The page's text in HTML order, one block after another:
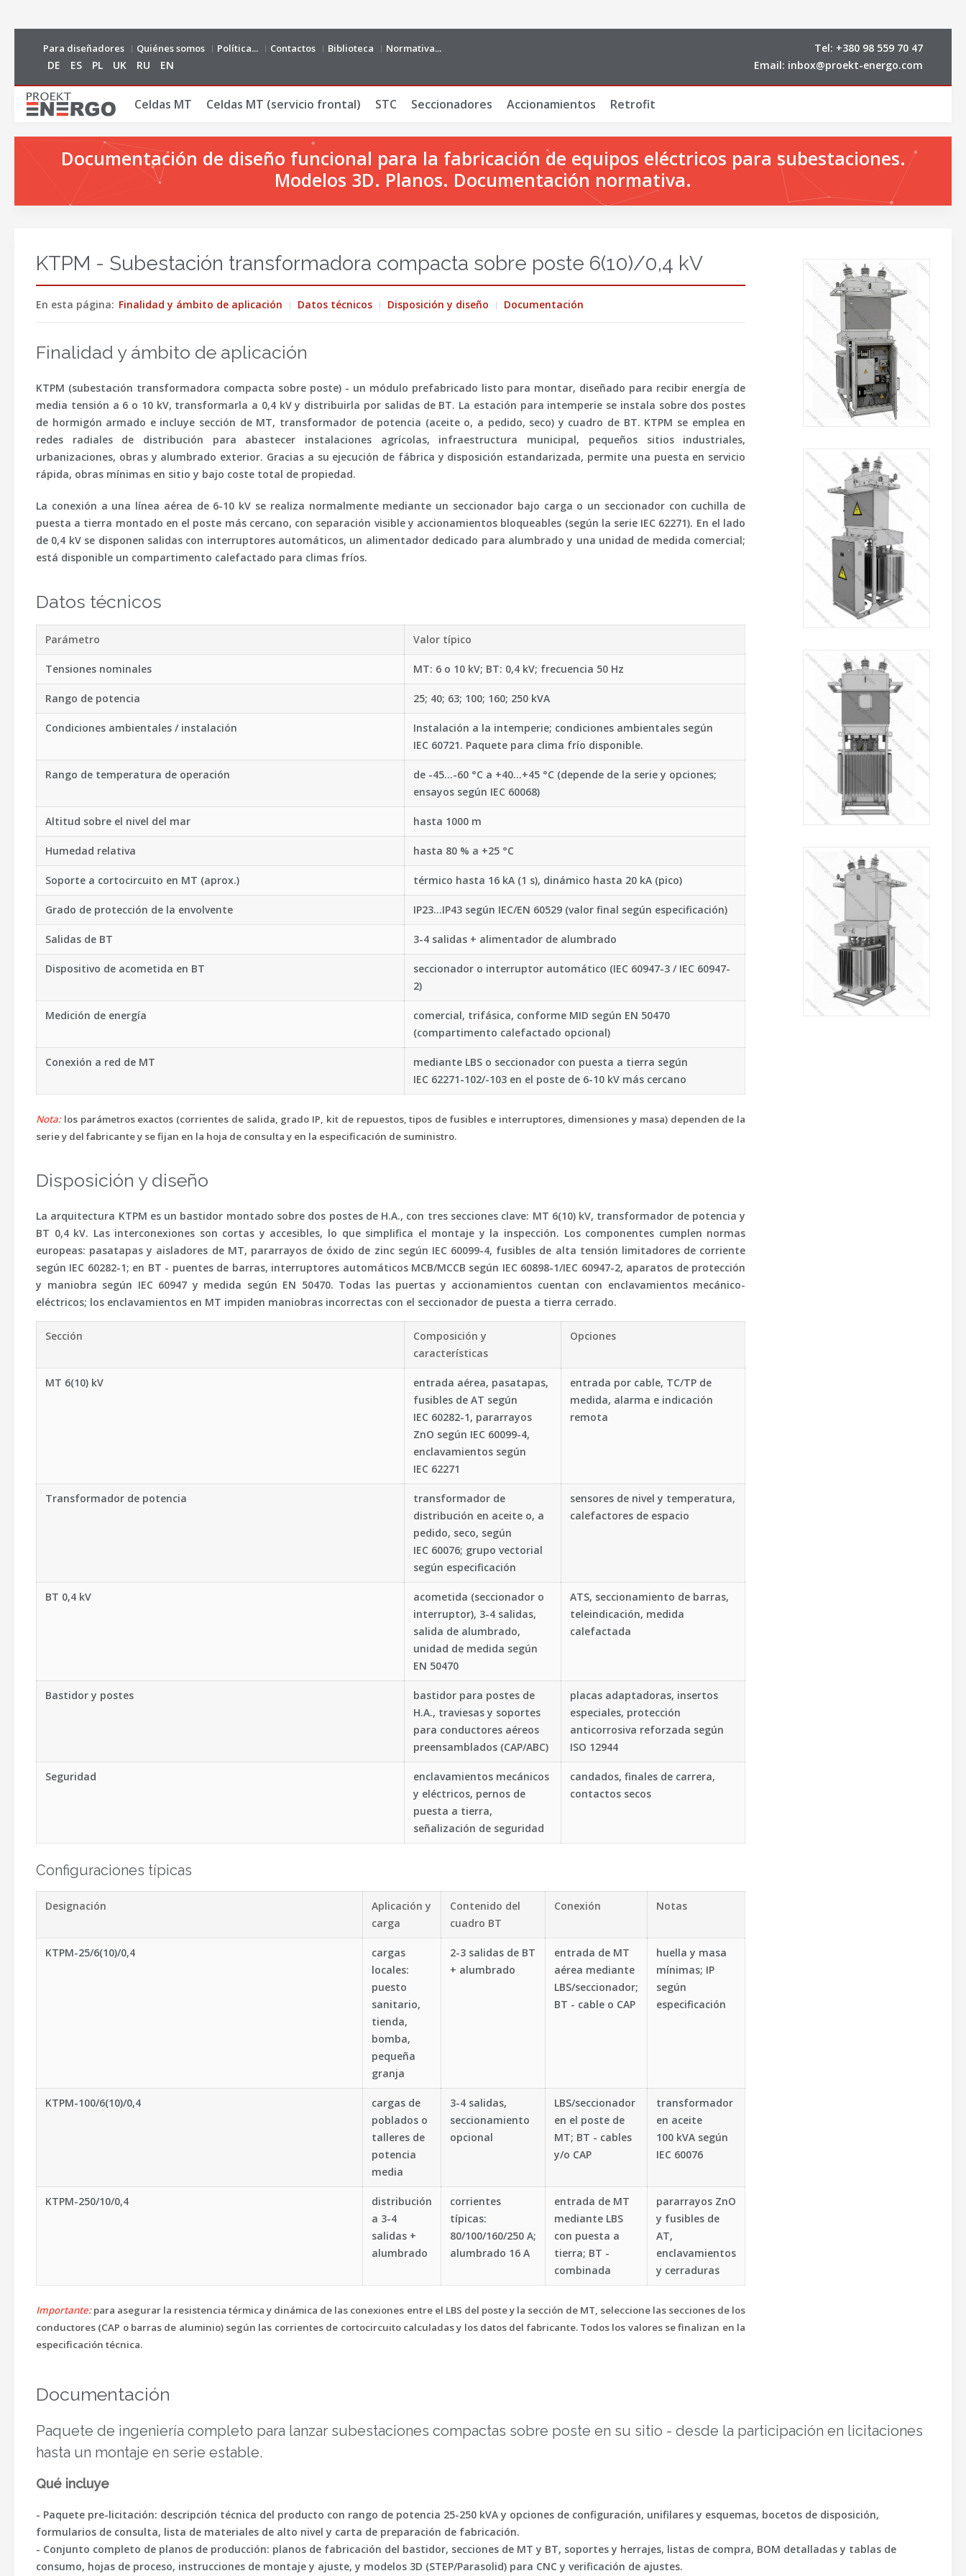
Para diseñadores Quiénes somos Política... Contactos Biblioteca Normativa...
DE ES PL UK RU EN
Tel: +380 98 559 70 47
Email: inbox@proekt-energo.com
Сeldas MT Celdas MT (servicio frontal) STC Seccionadores Accionamientos Retrofit
Documentación de diseño funcional para la fabricación de equipos eléctricos para subestaciones.
Modelos 3D. Planos. Documentación normativa.
KTPM - Subestación transformadora compacta sobre poste 6(10)/0,4 kV
En esta página: Finalidad y ámbito de aplicación Datos técnicos Disposición y diseño Documentación
Finalidad y ámbito de aplicación
KTPM (subestación transformadora compacta sobre poste) - un módulo prefabricado listo para montar, diseñado para recibir energía de
media tensión a 6 o 10 kV, transformarla a 0,4 kV y distribuirla por salidas de BT. La estación para intemperie se instala sobre dos postes
de hormigón armado e incluye sección de MT, transformador de potencia (aceite o, a pedido, seco) y cuadro de BT. KTPM se emplea en
redes radiales de distribución para abastecer instalaciones agrícolas, infraestructura municipal, pequeños sitios industriales,
urbanizaciones, obras y alumbrado exterior. Gracias a su ejecución de fábrica y disposición estandarizada, permite una puesta en servicio
rápida, obras mínimas en sitio y bajo coste total de propiedad.
La conexión a una línea aérea de 6-10 kV se realiza normalmente mediante un seccionador bajo carga o un seccionador con cuchilla de
puesta a tierra montado en el poste más cercano, con separación visible y accionamientos bloqueables (según la serie IEC 62271). En el lado
de 0,4 kV se disponen salidas con interruptores automáticos, un alimentador dedicado para alumbrado y una unidad de medida comercial;
está disponible un compartimento calefactado para climas fríos.
Datos técnicos
Parámetro Valor típico
Tensiones nominales MT: 6 o 10 kV; BT: 0,4 kV; frecuencia 50 Hz
Rango de potencia 25; 40; 63; 100; 160; 250 kVA
Condiciones ambientales / instalación
Instalación a la intemperie; condiciones ambientales según
IEC 60721. Paquete para clima frío disponible.
Rango de temperatura de operación
de -45...-60 °C a +40...+45 °C (depende de la serie y opciones;
ensayos según IEC 60068)
Altitud sobre el nivel del mar hasta 1000 m
Humedad relativa hasta 80 % a +25 °C
Soporte a cortocircuito en MT (aprox.) térmico hasta 16 kA (1 s), dinámico hasta 20 kA (pico)
Grado de protección de la envolvente IP23...IP43 según IEC/EN 60529 (valor final según especificación)
Salidas de BT 3-4 salidas + alimentador de alumbrado
Dispositivo de acometida en BT
seccionador o interruptor automático (IEC 60947-3 / IEC 60947-
2)
Medición de energía
comercial, trifásica, conforme MID según EN 50470
(compartimento calefactado opcional)
Conexión a red de MT
mediante LBS o seccionador con puesta a tierra según
IEC 62271-102/-103 en el poste de 6-10 kV más cercano
Nota:los parámetros exactos (corrientes de salida, grado IP, kit de repuestos, tipos de fusibles e interruptores, dimensiones y masa) dependen de la
serie y del fabricante y se fijan en la hoja de consulta y en la especificación de suministro.
Disposición y diseño
La arquitectura KTPM es un bastidor montado sobre dos postes de H.A., con tres secciones clave: MT 6(10) kV, transformador de potencia y
BT 0,4 kV. Las interconexiones son cortas y accesibles, lo que simplifica el montaje y la inspección. Los componentes cumplen normas
europeas: pasatapas y aisladores de MT, pararrayos de óxido de zinc según IEC 60099-4, fusibles de alta tensión limitadores de corriente
según IEC 60282-1; en BT - puentes de barras, interruptores automáticos MCB/MCCB según IEC 60898-1/IEC 60947-2, aparatos de protección
y maniobra según IEC 60947 y medida según EN 50470. Todas las puertas y accionamientos cuentan con enclavamientos mecánico-
eléctricos; los enclavamientos en MT impiden maniobras incorrectas con el seccionador de puesta a tierra cerrado.
Sección
Composición y
características
Opciones
MT 6(10) kV
entrada aérea, pasatapas,
fusibles de AT según
IEC 60282-1, pararrayos
ZnO según IEC 60099-4,
enclavamientos según
IEC 62271
entrada por cable, TC/TP de
medida, alarma e indicación
remota
Transformador de potencia
transformador de
distribución en aceite o, a
pedido, seco, según
IEC 60076; grupo vectorial
según especificación
sensores de nivel y temperatura,
calefactores de espacio
BT 0,4 kV
acometida (seccionador o
interruptor), 3-4 salidas,
salida de alumbrado,
unidad de medida según
EN 50470
ATS, seccionamiento de barras,
teleindicación, medida
calefactada
Bastidor y postes
bastidor para postes de
H.A., traviesas y soportes
para conductores aéreos
preensamblados (CAP/ABC)
placas adaptadoras, insertos
especiales, protección
anticorrosiva reforzada según
ISO 12944
Seguridad
enclavamientos mecánicos
y eléctricos, pernos de
puesta a tierra,
señalización de seguridad
candados, finales de carrera,
contactos secos
Configuraciones típicas
Designación
Aplicación y
carga
Contenido del
cuadro BT
Conexión Notas
KTPM-25/6(10)/0,4
cargas
locales:
puesto
sanitario,
tienda,
bomba,
pequeña
granja
2-3 salidas de BT
+ alumbrado
entrada de MT
aérea mediante
LBS/seccionador;
BT - cable o CAP
huella y masa
mínimas; IP
según
especificación
KTPM-100/6(10)/0,4
cargas de
poblados o
talleres de
potencia
media
3-4 salidas,
seccionamiento
opcional
LBS/seccionador
en el poste de
MT; BT - cables
y/o CAP
transformador
en aceite
100 kVA según
IEC 60076
KTPM-250/10/0,4
distribución
a 3-4
salidas +
alumbrado
corrientes
típicas:
80/100/160/250 A;
alumbrado 16 A
entrada de MT
mediante LBS
con puesta a
tierra; BT -
combinada
pararrayos ZnO
y fusibles de
AT,
enclavamientos
y cerraduras
Importante:para asegurar la resistencia térmica y dinámica de las conexiones entre el LBS del poste y la sección de MT, seleccione las secciones de los
conductores (CAP o barras de aluminio) según las corrientes de cortocircuito calculadas y los datos del fabricante. Todos los valores se finalizan en la
especificación técnica.
Documentación
Paquete de ingeniería completo para lanzar subestaciones compactas sobre poste en su sitio - desde la participación en licitaciones
hasta un montaje en serie estable.
Qué incluye
- Paquete pre-licitación: descripción técnica del producto con rango de potencia 25-250 kVA y opciones de configuración, unifilares y esquemas, bocetos de disposición,
formularios de consulta, lista de materiales de alto nivel y carta de preparación de fabricación.
- Conjunto completo de planos de producción: planos de fabricación del bastidor, secciones de MT y BT, soportes y herrajes, listas de compra, BOM detalladas y tablas de
consumo, hojas de proceso, instrucciones de montaje y ajuste, y modelos 3D (STEP/Parasolid) para CNC y verificación de ajustes.